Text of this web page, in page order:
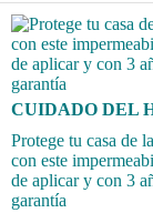
CUIDADO DEL
Protege tu casa de
con este
de aplicar y con 3
garantía